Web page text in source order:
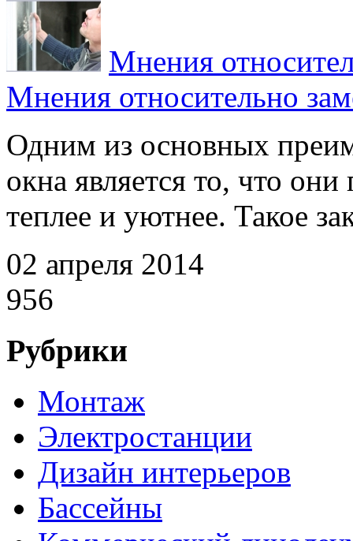
Мнения
Мнения относительно
Одним из основных
окна является то, что
теплее и уютнее. Такое
02 апреля 2014
956
Рубрики
Монтаж
Электростанции
Дизайн интерьеров
Бассейны